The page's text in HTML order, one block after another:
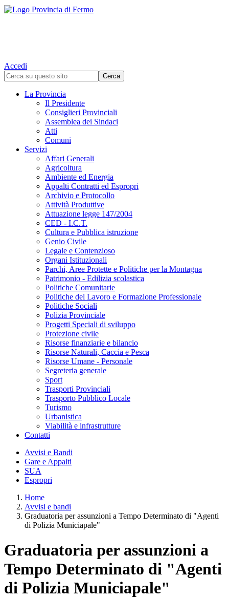
Accedi
La Provincia
Il Presidente
Consiglieri Provinciali
Assemblea dei Sindaci
Atti
Comuni
Servizi
Affari Generali
Agricoltura
Ambiente ed Energia
Appalti Contratti ed Espropri
Archivio e Protocollo
Attività Produttive
Attuazione legge 147/2004
CED - I.C.T.
Cultura e Pubblica istruzione
Genio Civile
Legale e Contenzioso
Organi Istituzionali
Parchi, Aree Protette e Politiche per la Montagna
Patrimonio - Edilizia scolastica
Politiche Comunitarie
Politiche del Lavoro e Formazione Professionale
Politiche Sociali
Polizia Provinciale
Progetti Speciali di sviluppo
Protezione civile
Risorse finanziarie e bilancio
Risorse Naturali, Caccia e Pesca
Risorse Umane - Personale
Segreteria generale
Sport
Trasporti Provinciali
Trasporto Pubblico Locale
Turismo
Urbanistica
Viabilità e infrastrutture
Contatti
Avvisi e Bandi
Gare e Appalti
SUA
Espropri
Home
Avvisi e bandi
Graduatoria per assunzioni a Tempo Determinato di "Agenti
di Polizia Municiapale"
Graduatoria per assunzioni a
Tempo Determinato di "Agenti
di Polizia Municiapale"